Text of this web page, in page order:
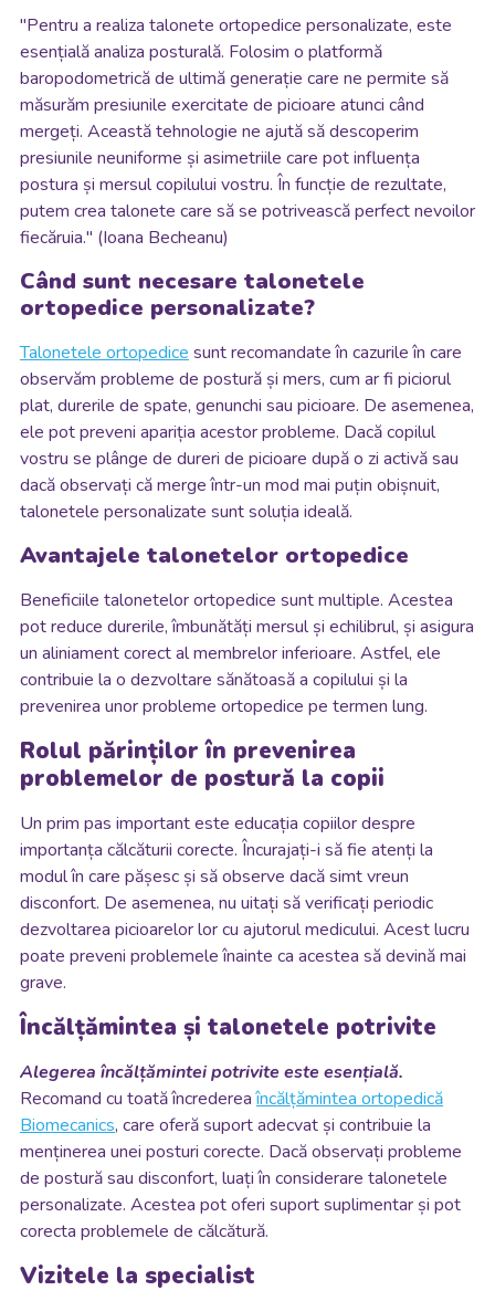
"Pentru a realiza talonete ortopedice personalizate, este
esențială analiza posturală. Folosim o platformă
baropodometrică de ultimă generație care ne permite să
măsurăm presiunile exercitate de picioare atunci când
mergeți. Această tehnologie ne ajută să descoperim
presiunile neuniforme și asimetriile care pot influența
postura și mersul copilului vostru. În funcție de rezultate,
putem crea talonete care să se potrivească perfect nevoilor
fiecăruia." (Ioana Becheanu)
Când sunt necesare talonetele
ortopedice personalizate?
Talonetele ortopedicesunt recomandate în cazurile în care
observăm probleme de postură și mers, cum ar fi piciorul
plat, durerile de spate, genunchi sau picioare. De asemenea,
ele pot preveni apariția acestor probleme. Dacă copilul
vostru se plânge de dureri de picioare după o zi activă sau
dacă observați că merge într-un mod mai puțin obișnuit,
talonetele personalizate sunt soluția ideală.
Avantajele talonetelor ortopedice
Beneficiile talonetelor ortopedice sunt multiple. Acestea
pot reduce durerile, îmbunătăți mersul și echilibrul, și asigura
un aliniament corect al membrelor inferioare. Astfel, ele
contribuie la o dezvoltare sănătoasă a copilului și la
prevenirea unor probleme ortopedice pe termen lung.
Rolul părinților în prevenirea
problemelor de postură la copii
Un prim pas important este educația copiilor despre
importanța călcăturii corecte. Încurajați-i să fie atenți la
modul în care pășesc și să observe dacă simt vreun
disconfort. De asemenea, nu uitați să verificați periodic
dezvoltarea picioarelor lor cu ajutorul medicului. Acest lucru
poate preveni problemele înainte ca acestea să devină mai
grave.
Încălțămintea și talonetele potrivite
Alegerea încălțămintei potrivite este esențială.
Recomand cu toată încredereaîncălțămintea ortopedică
Biomecanics, care oferă suport adecvat și contribuie la
menținerea unei posturi corecte. Dacă observați probleme
de postură sau disconfort, luați în considerare talonetele
personalizate. Acestea pot oferi suport suplimentar și pot
corecta problemele de călcătură.
Vizitele la specialist